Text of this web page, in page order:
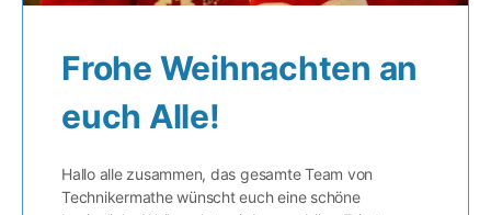
Frohe Weihnachten an
euch Alle!
Hallo alle zusammen, das gesamte Team von
Technikermathe wünscht euch eine schöne